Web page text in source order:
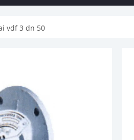
vdf 3 dn 50